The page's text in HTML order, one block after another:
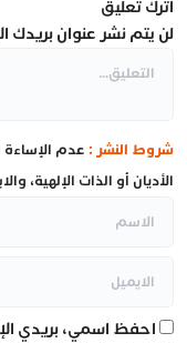
اترك تعليق
لن يتم نشر عنوان بريدك
شروط النشر : عدم
الأديان أو الذات الإلهية،
احفظ اسمي، بريدي